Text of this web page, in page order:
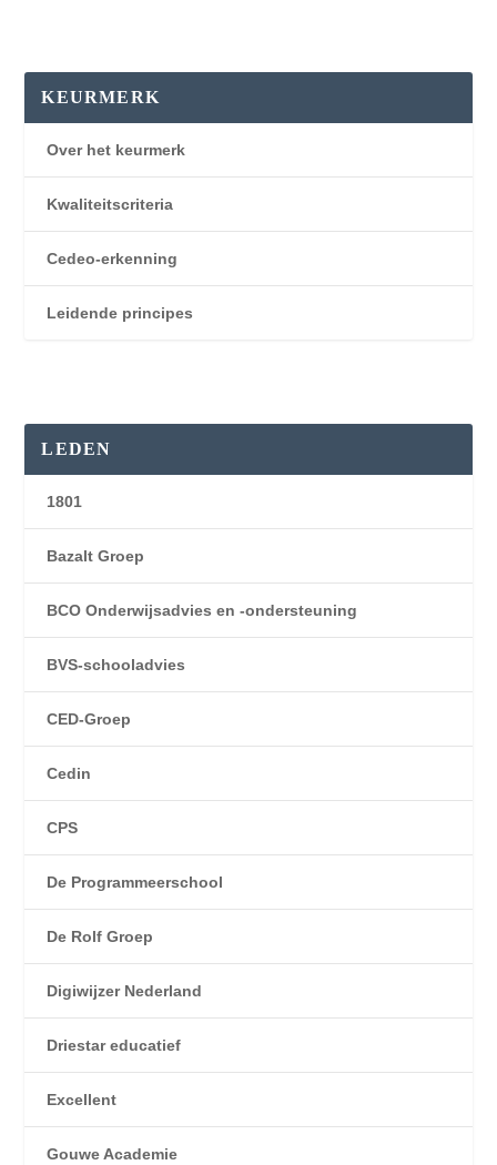
KEURMERK
Over het keurmerk
Kwaliteitscriteria
Cedeo-erkenning
Leidende principes
LEDEN
1801
Bazalt Groep
BCO Onderwijsadvies en -ondersteuning
BVS-schooladvies
CED-Groep
Cedin
CPS
De Programmeerschool
De Rolf Groep
Digiwijzer Nederland
Driestar educatief
Excellent
Gouwe Academie